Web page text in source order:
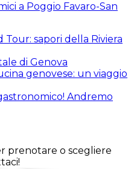
a Poggio Favaro-San
sapori della Riviera
di Genova
genovese: un viaggio
Andremo
prenotare o scegliere